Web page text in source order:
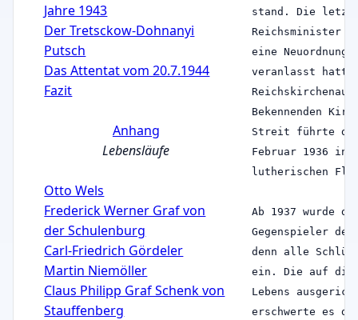
Jahre 1943
Der Tretsckow-Dohnanyi
Putsch
Das Attentat vom 20.7.1944
Fazit
Anhang
Lebensläufe
Otto Wels
Frederick Werner Graf von
der Schulenburg
Carl-Friedrich Gördeler
Martin Niemöller
Claus Philipp Graf Schenk von
Stauffenberg
stand. Die
Reichsminister
eine
veranlasst
Bekennenden
Streit führte
Februar 1936 in
lutherischen
Ab 1937 wurde
Gegenspieler
denn alle
ein. Die auf die
Lebens
erschwerte es